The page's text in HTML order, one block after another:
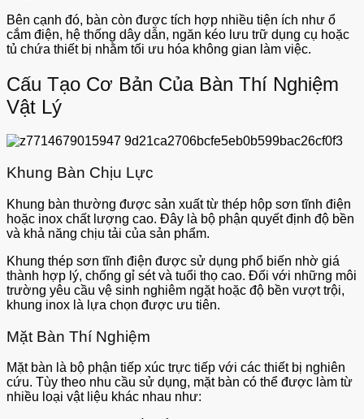
Bên cạnh đó, bàn còn được tích hợp nhiều tiện ích như ổ
cắm điện, hệ thống dây dẫn, ngăn kéo lưu trữ dụng cụ hoặc
tủ chứa thiết bị nhằm tối ưu hóa không gian làm việc.
Cấu Tạo Cơ Bản Của Bàn Thí Nghiệm
Vật Lý
Khung Bàn Chịu Lực
Khung bàn thường được sản xuất từ thép hộp sơn tĩnh điện
hoặc inox chất lượng cao. Đây là bộ phận quyết định độ bền
và khả năng chịu tải của sản phẩm.
Khung thép sơn tĩnh điện được sử dụng phổ biến nhờ giá
thành hợp lý, chống gỉ sét và tuổi thọ cao. Đối với những môi
trường yêu cầu vệ sinh nghiêm ngặt hoặc độ bền vượt trội,
khung inox là lựa chọn được ưu tiên.
Mặt Bàn Thí Nghiệm
Mặt bàn là bộ phận tiếp xúc trực tiếp với các thiết bị nghiên
cứu. Tùy theo nhu cầu sử dụng, mặt bàn có thể được làm từ
nhiều loại vật liệu khác nhau như: